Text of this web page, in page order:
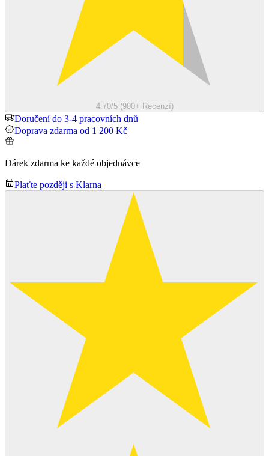
4.70/5 (900+ Recenzí)
Doručení do 3-4 pracovních dnů
Doprava zdarma od 1 200 Kč
Dárek zdarma ke každé objednávce
Plaťte později s Klarna